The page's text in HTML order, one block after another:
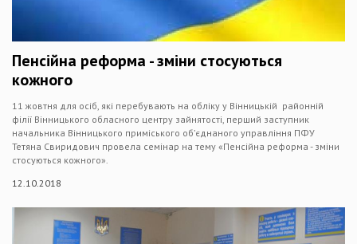
Пенсійна реформа - зміни стосуються
кожного
11 жовтня для осіб, які перебувають на обліку у Вінницькій районній
філії Вінницького обласного центру зайнятості, перший заступник
начальника Вінницького приміського об’єднаного управління ПФУ
Тетяна Свиридович провела семінар на тему «Пенсійна реформа - зміни
стосуються кожного».
12.10.2018